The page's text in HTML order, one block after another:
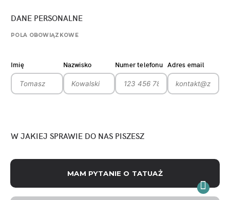
DANE PERSONALNE
POLA OBOWIĄZKOWE
Imię Nazwisko Numer telefonu Adres email
W JAKIEJ SPRAWIE DO NAS PISZESZ
MAM PYTANIE O TATUAŻ